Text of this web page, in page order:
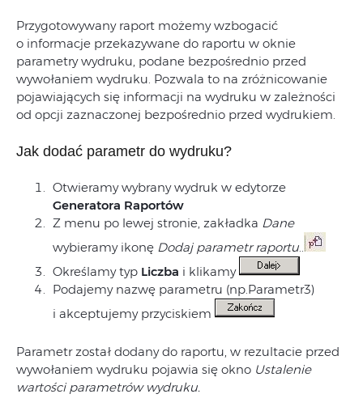
Przygotowywany raport możemy wzbogacić
o informacje przekazywane do raportu w oknie
parametry wydruku, podane bezpośrednio przed
wywołaniem wydruku. Pozwala to na zróżnicowanie
pojawiających się informacji na wydruku w zależności
od opcji zaznaczonej bezpośrednio przed wydrukiem.
Jak dodać parametr do wydruku?
Otwieramy wybrany wydruk w edytorze
Generatora Raportów
Z menu po lewej stronie, zakładka Dane
wybieramy ikonę Dodaj parametr raportu..
Określamy typ Liczba i klikamy
Podajemy nazwę parametru (np.Parametr3)
i akceptujemy przyciskiem
Parametr został dodany do raportu, w rezultacie przed
wywołaniem wydruku pojawia się okno Ustalenie
wartości parametrów wydruku.